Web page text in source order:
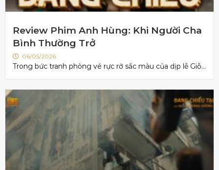
Review Phim Anh Hùng: Khi Người Cha
Bình Thường Trở
06/05/2026
Trong bức tranh phòng vé rực rỡ sắc màu của dịp lễ Giỗ...